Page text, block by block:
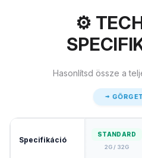
⚙️
Hasonlítsd össze a
Specifikáció
STANDARD
2G / 32G